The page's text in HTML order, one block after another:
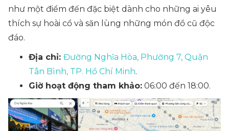
như một điểm đến đặc biệt dành cho những ai yêu
thích sự hoài cổ và săn lùng những món đồ cũ độc
đáo.
Địa chỉ: Đường Nghĩa Hòa, Phường 7, Quận
Tân Bình, TP. Hồ Chí Minh.
Giờ hoạt động tham khảo: 06:00 đến 18:00.